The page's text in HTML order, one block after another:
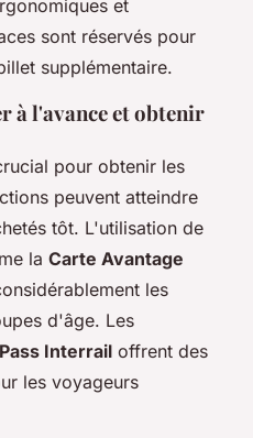
et
sont réservés pour
supplémentaire.
à l'avance et obtenir
pour obtenir les
peuvent atteindre
tôt. L'utilisation de
la Carte Avantage
les
d'âge. Les
Pass Interrail offrent des
les voyageurs